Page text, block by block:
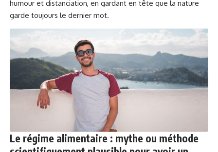
humour et distanciation, en gardant en tête que la nature
garde toujours le dernier mot.
Le régime alimentaire : mythe ou méthode